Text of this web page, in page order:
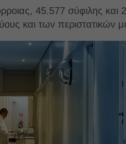
45.577 σύφιλης και
και των περιστατικών